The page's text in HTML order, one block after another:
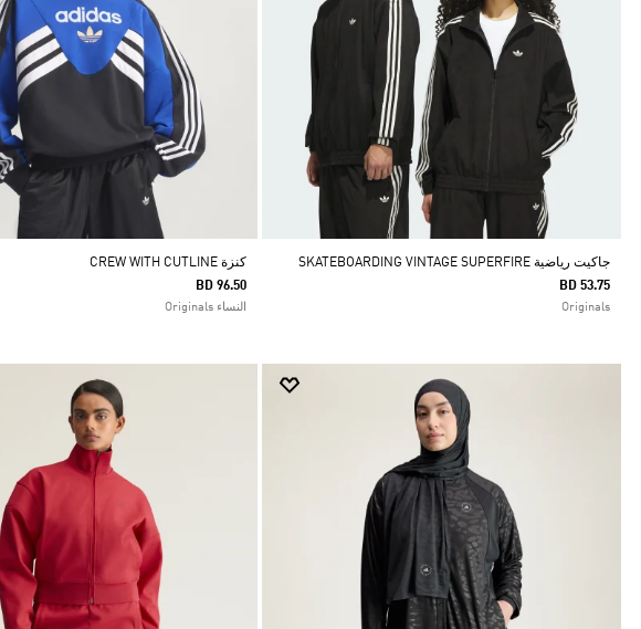
جاكيت رياضية SKATEBOARDING VINTAGE SUPERFIRE
BD 53.75
Originals
كنزة CREW WITH CUTLINE
BD 96.50
النساء Originals